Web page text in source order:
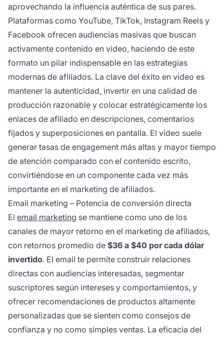
aprovechando la influencia auténtica de sus pares.
Plataformas como YouTube, TikTok, Instagram Reels y
Facebook ofrecen audiencias masivas que buscan
activamente contenido en video, haciendo de este
formato un pilar indispensable en las estrategias
modernas de afiliados. La clave del éxito en video es
mantener la autenticidad, invertir en una calidad de
producción razonable y colocar estratégicamente los
enlaces de afiliado en descripciones, comentarios
fijados y superposiciones en pantalla. El video suele
generar tasas de engagement más altas y mayor tiempo
de atención comparado con el contenido escrito,
convirtiéndose en un componente cada vez más
importante en el marketing de afiliados.
Email marketing – Potencia de conversión directa
El email marketing se mantiene como uno de los
canales de mayor retorno en el marketing de afiliados,
con retornos promedio de $36 a $40 por cada dólar
invertido. El email te permite construir relaciones
directas con audiencias interesadas, segmentar
suscriptores según intereses y comportamientos, y
ofrecer recomendaciones de productos altamente
personalizadas que se sienten como consejos de
confianza y no como simples ventas. La eficacia del